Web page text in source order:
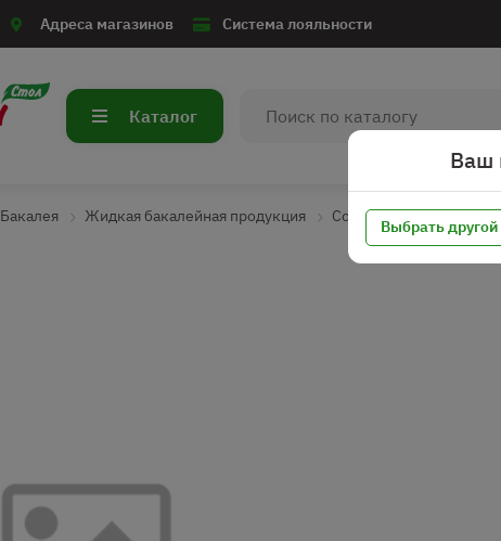
Адреса магазинов Система лояльности
Каталог
Бакалея Жидкая бакалейная продукция Соусы Соусы
Ваш
Выбрать другой